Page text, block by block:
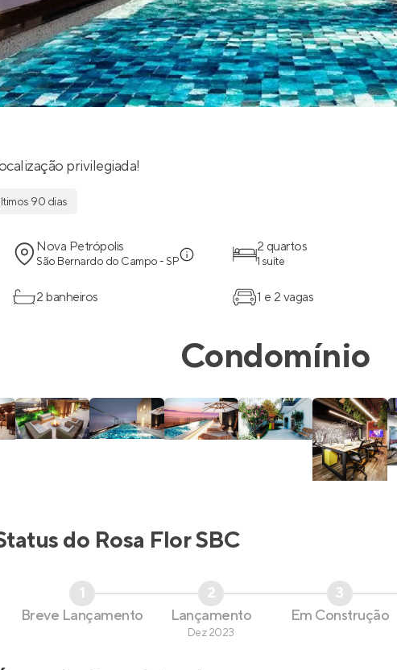
privilegiada!
90 dias
Nova Petrópolis
São Bernardo do Campo - SP
2 quartos
1 suíte
2 banheiros 1 e 2 vagas
Condomínio
do Rosa Flor SBC
1
Breve Lançamento
2
Lançamento
Dez 2023
3
Em Construção